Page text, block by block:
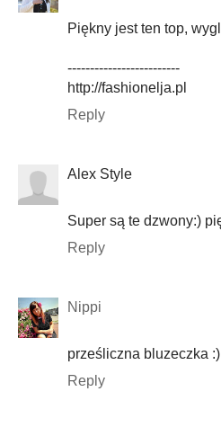
Piękny jest ten top,
-------------------------
http://fashionelja.pl
Reply
Alex Style
Super są te dzwony:)
Reply
Nippi
prześliczna bluzeczka :)
Reply